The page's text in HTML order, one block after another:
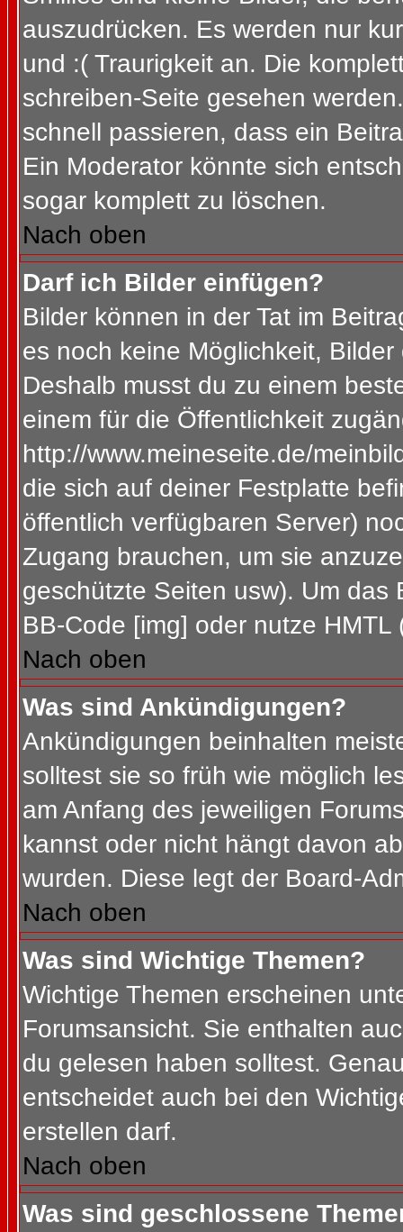
auszudrücken. Es werden nur
und :( Traurigkeit an. Die
schreiben-Seite gesehen
schnell passieren, dass ein
Ein Moderator könnte sich
sogar komplett zu löschen.
Nach oben
Darf ich Bilder einfügen?
Bilder können in der Tat im
es noch keine Möglichkeit,
Deshalb musst du zu einem
einem für die Öffentlichkeit
http://www.meineseite.de/
die sich auf deiner Festplatte
öffentlich verfügbaren Server)
Zugang brauchen, um sie
geschützte Seiten usw). Um
BB-Code [img] oder nutze HMTL
Nach oben
Was sind Ankündigungen?
Ankündigungen beinhalten
solltest sie so früh wie möglich
am Anfang des jeweiligen
kannst oder nicht hängt davon
wurden. Diese legt der Board-
Nach oben
Was sind Wichtige Themen?
Wichtige Themen erscheinen
Forumsansicht. Sie enthalten
du gelesen haben solltest.
entscheidet auch bei den
erstellen darf.
Nach oben
Was sind geschlossene